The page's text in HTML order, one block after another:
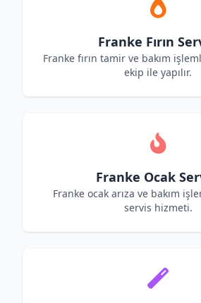
Franke Fırın
Franke fırın tamir ve bakım
ekip ile yapılır.
Franke Ocak
Franke ocak arıza ve bakım
servis hizmeti.